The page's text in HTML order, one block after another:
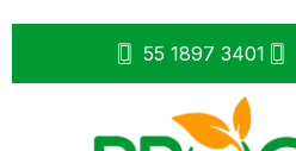
55 1897 3401